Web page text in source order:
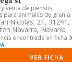
venta de piensos
para animales de granja.
Nicolas, 21, 31241,
Navarra, Navarra
encontrada en ficha
VER FICHA